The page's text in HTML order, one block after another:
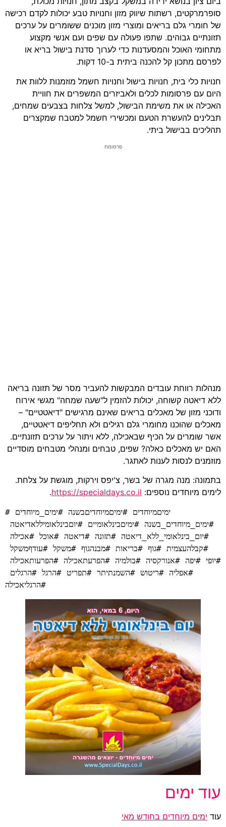
סופרמרקטים, רשתות שיווק מזון וחנויות טבע יכולות לקדם רכישה
של חומרי גלם בריאים ומוצרי מזון מוכנים ששומרים על ערכים
תזונתיים גבוהים. שתפו פעולה עם שפים ועם אנשי מקצוע
מתחומי האוכל והמסעדנות כדי לערוך סדנת בישול בריא או
לפרסם מתכון קל להכנה ביתית ב-10 דקות.
חנויות כלי בית, חנויות בישול וחנויות חשמל מוזמנות ללוות את
היום עם פרסומות לכלים ולאביזרים המשפרים את חוויית
האכילה או את משימת הבישול, למשל צלחות בצבעים שמחים,
תבלינים להעשרת הטעם ומכשירי חשמל למטבח שמקצרים
תהליכים בבישול ביתי.
פרסומת
מנהלות רווחת עובדים המבקשות להעביר מסר של תזונה בריאה
ללא דיאטה קשוחה, יכולות להזמין ל"שעה שמחה" מגשי אירוח
ודוכני מזון של מאכלים בריאים שאינם מרגישים "דיאטטיים" –
מאכלים שהוכנו מחומרי גלם רגילים ולא תחליפים דיאטטיים,
אשר שומרים על הכיף שבאכילה, ללא ויתור על ערכים תזונתיים.
האם יש מאכלים כאלה? שפים, טבחים ומנהלי מטבחים מוסדיים
מוזמנים לנסות לענות לאתגר.
בתמונה: מנה מגרה של בשר, צ'יפס וירקות, מוגשת על צלחת.
לימים מיוחדים נוספים: https://specialdays.co.il
.
#ימיםמיוחדים #ימיםמיוחדיםבשנה #ימים_מיוחדים
#הרגליאכילה
עוד ימים
עוד ימים מיוחדים בחודש מאי